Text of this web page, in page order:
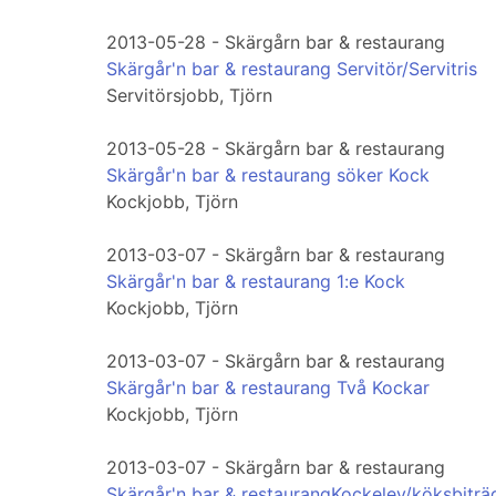
2013-05-28 - Skärgårn bar & restaurang
Skärgår'n bar & restaurang Servitör/Servitris
Servitörsjobb, Tjörn
2013-05-28 - Skärgårn bar & restaurang
Skärgår'n bar & restaurang söker Kock
Kockjobb, Tjörn
2013-03-07 - Skärgårn bar & restaurang
Skärgår'n bar & restaurang 1:e Kock
Kockjobb, Tjörn
2013-03-07 - Skärgårn bar & restaurang
Skärgår'n bar & restaurang Två Kockar
Kockjobb, Tjörn
2013-03-07 - Skärgårn bar & restaurang